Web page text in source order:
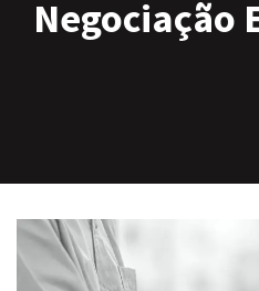
Negociação